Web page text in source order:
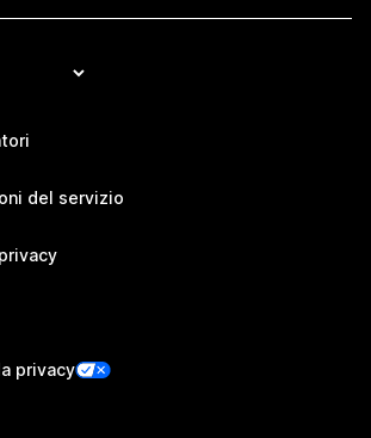
del servizio
privacy